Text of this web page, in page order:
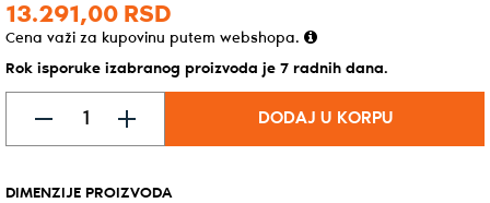
13.291,00 RSD
Cena važi za kupovinu putem webshopa.
Rok isporuke izabranog proizvoda je 7 radnih dana.
DODAJ U KORPU
DIMENZIJE PROIZVODA